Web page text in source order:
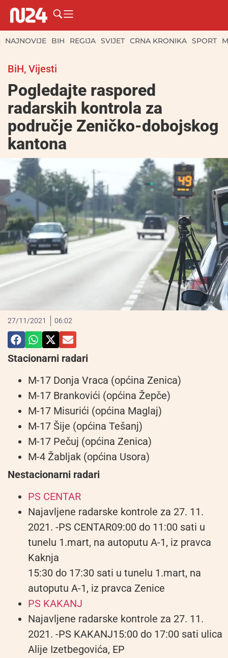
NAJNOVIJE BIH REGIJA SVIJET CRNA KRONIKA SPORT
BiH, Vijesti
Pogledajte raspored
radarskih kontrola za
područje Zeničko-dobojskog
kantona
27/11/2021 06:02
Stacionarni radari
M-17 Donja Vraca (općina Zenica)
M-17 Brankovići (općina Žepče)
M-17 Misurići (općina Maglaj)
M-17 Šije (općina Tešanj)
M-17 Pečuj (općina Zenica)
M-4 Žabljak (općina Usora)
Nestacionarni radari
PS CENTAR
Najavljene radarske kontrole za 27. 11.
2021. -PS CENTAR09:00 do 11:00 sati u
tunelu 1.mart, na autoputu A-1, iz pravca
Kaknja
15:30 do 17:30 sati u tunelu 1.mart, na
autoputu A-1, iz pravca Zenice
PS KAKANJ
Najavljene radarske kontrole za 27. 11.
2021. -PS KAKANJ15:00 do 17:00 sati ulica
Alije Izetbegovića, EP